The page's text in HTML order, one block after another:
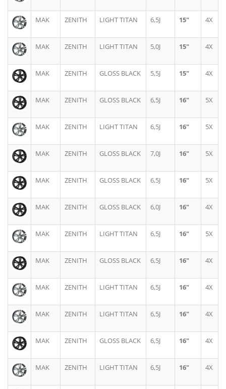
MAK ZENITH LIGHT TITAN 6,5J 15" 4X
MAK ZENITH LIGHT TITAN 5,0J 15" 4X
MAK ZENITH GLOSS BLACK 5,5J 15" 4X
MAK ZENITH GLOSS BLACK 6,5J 16" 5X
MAK ZENITH LIGHT TITAN 6,5J 16" 5X
MAK ZENITH GLOSS BLACK 7,0J 16" 5X
MAK ZENITH GLOSS BLACK 6,5J 16" 5X
MAK ZENITH GLOSS BLACK 6,0J 16" 4X
MAK ZENITH LIGHT TITAN 6,5J 16" 5X
MAK ZENITH GLOSS BLACK 6,5J 16" 4X
MAK ZENITH LIGHT TITAN 6,5J 16" 4X
MAK ZENITH LIGHT TITAN 6,5J 16" 4X
MAK ZENITH GLOSS BLACK 6,5J 16" 4X
MAK ZENITH LIGHT TITAN 6,5J 16" 4X